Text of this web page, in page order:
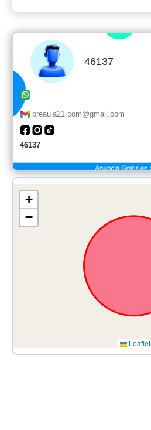
46137
preaula21.com@gmail.com
46137
+
−
Leaflet